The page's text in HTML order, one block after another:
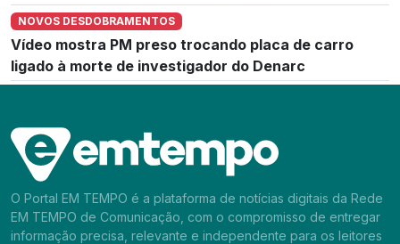
NOVOS DESDOBRAMENTOS
Vídeo mostra PM preso trocando placa de carro
ligado à morte de investigador do Denarc
O Portal EM TEMPO é a plataforma de notícias digitais da Rede
EM TEMPO de Comunicação, com o compromisso de entregar
informação precisa, relevante e independente para os leitores